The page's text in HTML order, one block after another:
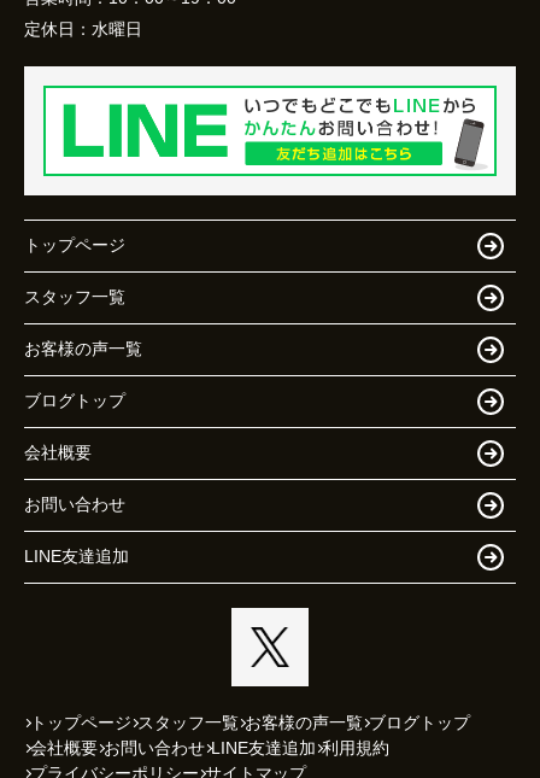
定休日： 水曜日
トップページ
スタッフ一覧
お客様の声一覧
ブログトップ
会社概要
お問い合わせ
LINE友達追加
トップページ スタッフ一覧 お客様の声一覧 ブログトップ
会社概要 お問い合わせ LINE友達追加 利用規約
プライバシーポリシー サイトマップ